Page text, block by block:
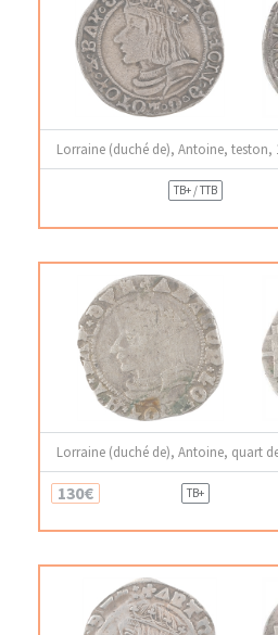
Lorraine (duché de), Antoine, teston,
TB+ / TTB
Lorraine (duché de), Antoine, quart
130€ TB+